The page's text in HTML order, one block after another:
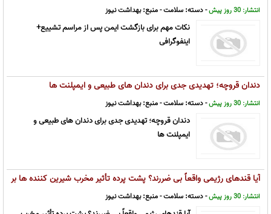
انتشار: 30 روز پیش - دسته: سلامت- منبع:بهداشت نیوز
نکات مهم برای بازگشت ایمن پس از مراسم تشییع+
اینفوگرافی
دندان قروچه؛ تهدیدی جدی برای دندان های طبیعی و ایمپلنت ها
انتشار: 30 روز پیش - دسته: سلامت- منبع:بهداشت نیوز
دندان قروچه؛ تهدیدی جدی برای دندان های طبیعی و
ایمپلنت ها
آیا قندهای رژیمی واقعاً بی ضررند؟ پشت پرده تأثیر مخرب شیرین کننده ها بر
سوخت وساز
انتشار: 30 روز پیش - دسته: سلامت- منبع:بهداشت نیوز